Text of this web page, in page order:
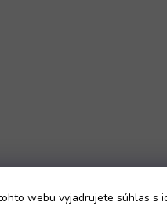
webu vyjadrujete súhlas s